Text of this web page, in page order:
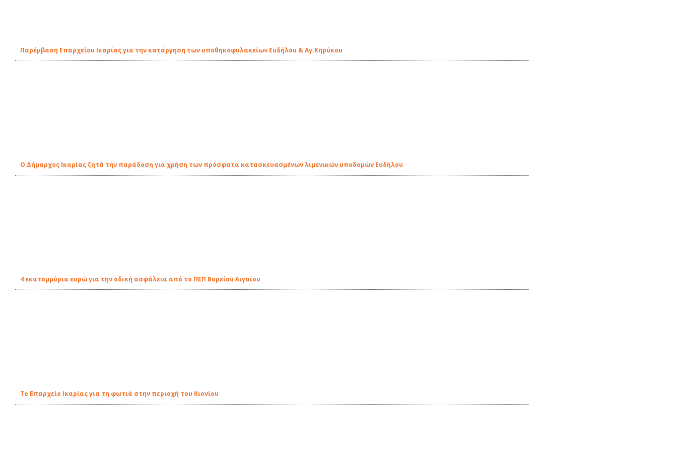
Παρέμβαση Επαρχείου Ικαρίας για την κατάργηση των υποθηκοφυλακείων Ευδήλου & Αγ.Κηρύκου
O Δήμαρχος Ικαρίας ζητά την παράδοση για χρήση των πρόσφατα κατασκευασμένων λιμενικών υποδομών Ευδήλου
4 εκατομμύρια ευρώ για την οδική ασφάλεια από το ΠΕΠ Βορείου Αιγαίου
Το Επαρχείο Ικαρίας για τη φωτιά στην περιοχή του Κιονίου